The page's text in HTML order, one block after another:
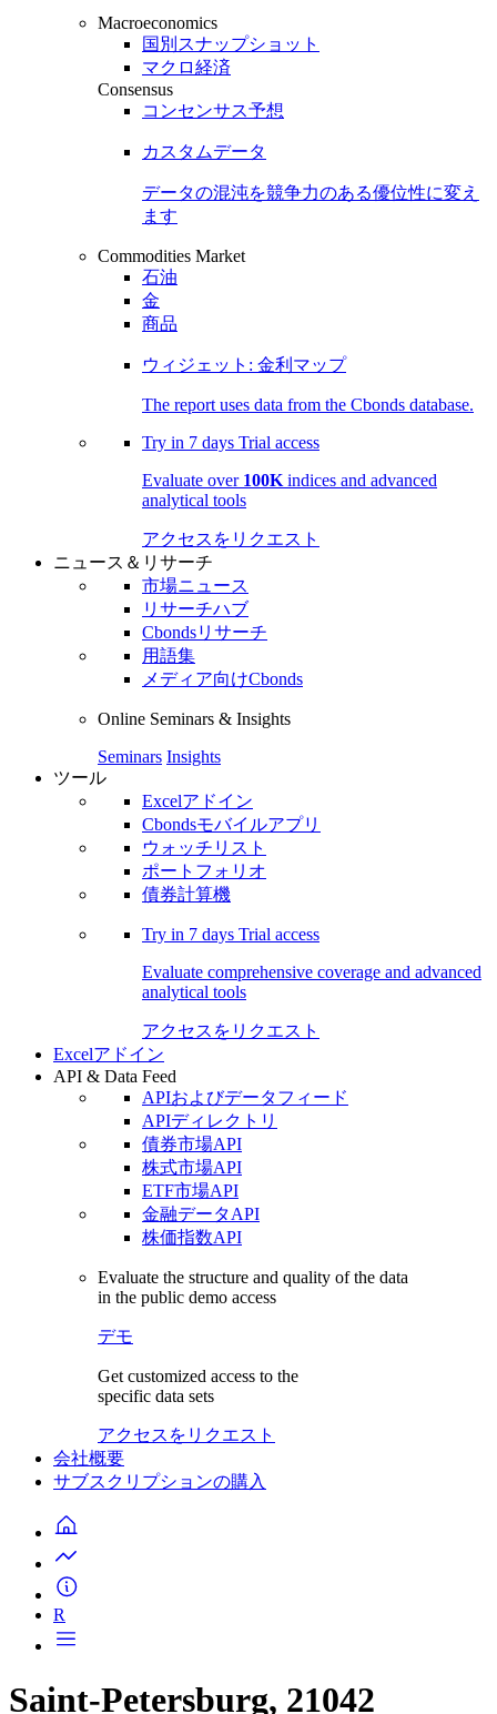
Macroeconomics
国別スナップショット
マクロ経済
Consensus
コンセンサス予想
カスタムデータ
データの混沌を競争力のある優位性に変え
ます
Commodities Market
石油
金
商品
ウィジェット: 金利マップ
The report uses data from the Cbonds database.
Try in 7 days Trial access
Evaluate over 100K indices and advanced
analytical tools
アクセスをリクエスト
ニュース＆リサーチ
市場ニュース
リサーチハブ
Cbondsリサーチ
用語集
メディア向けCbonds
Online Seminars & Insights
Seminars Insights
ツール
Excelアドイン
Cbondsモバイルアプリ
ウォッチリスト
ポートフォリオ
債券計算機
Try in 7 days Trial access
Evaluate comprehensive coverage and advanced
analytical tools
アクセスをリクエスト
Excelアドイン
API & Data Feed
APIおよびデータフィード
APIディレクトリ
債券市場API
株式市場API
ETF市場API
金融データAPI
株価指数API
Evaluate the structure and quality of the data
in the public demo access
デモ
Get customized access to the
specific data sets
アクセスをリクエスト
会社概要
サブスクリプションの購入
R
Saint-Petersburg, 21042